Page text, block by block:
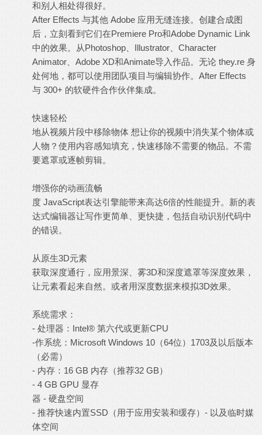
和别人相处得很好。
After Effects 与其他 Adobe 应用无缝连接。创建合成图
后，立刻看到它们在Premiere Pro和Adobe Dynamic Link
中的效果。从Photoshop、Illustrator、Character
Animator、Adobe XD和Animate导入作品。无论 they.re 身
处何地，都可以使用团队项目与编辑协作。After Effects
与 300+ 的软硬件合作伙伴集成。
快速轻松
地从视频片段中移除物体 想让你的视频中消失某个物体或
人物？使用内容感知填充，快速移除不需要的物品。不需
要遮罩或逐帧剪辑。
增强你的动画流畅
度 JavaScript表达引擎能带来高达6倍的性能提升。新的表
达式编辑器让写作更简单、更快捷，包括自动识别代码中
的错误。
从原生3D元素
获取深度通行，应用景深、雾3D和深度遮罩等深度效果，
让元素看起来自然。或者用深度数据来模拟3D效果。
系统需求：
- 处理器：Intel® 第六代或更新CPU
-作系统：Microsoft Windows 10（64位）1703及以后版本
（必需）
- 内存：16 GB 内存（推荐32 GB）
- 4 GB GPU 显存
器 - 硬盘空间
- 推荐快速内置SSD（用于应用安装和缓存）- 以及临时媒
体空间